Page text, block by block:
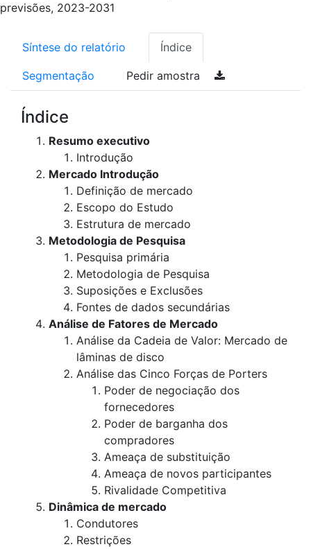
previsões, 2023-2031
Síntese do relatório Índice
Segmentação Pedir amostra
Índice
Resumo executivo
Introdução
Mercado Introdução
Definição de mercado
Escopo do Estudo
Estrutura de mercado
Metodologia de Pesquisa
Pesquisa primária
Metodologia de Pesquisa
Suposições e Exclusões
Fontes de dados secundárias
Análise de Fatores de Mercado
Análise da Cadeia de Valor: Mercado de
lâminas de disco
Análise das Cinco Forças de Porters
Poder de negociação dos
fornecedores
Poder de barganha dos
compradores
Ameaça de substituição
Ameaça de novos participantes
Rivalidade Competitiva
Dinâmica de mercado
Condutores
Restrições